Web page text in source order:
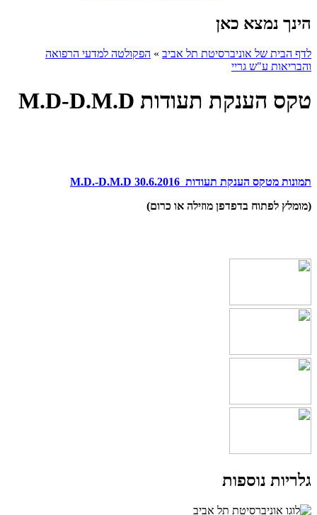
הינך נמצא כאן
לדף הבית של אוניברסיטת תל אביב » הפקולטה למדעי הרפואה
והבריאות ע"ש גריי
טקס הענקת תעודות M.D-D.M.D
תמונות מטקס הענקת תעודות 30.6.2016 M.D.-D.M.D
(מומלץ לפתוח בדפדפן מוזילה או כרום)
גלריות נוספות